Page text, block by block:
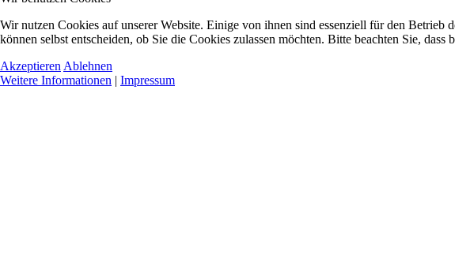
Wir nutzen Cookies auf unserer Website. Einige von ihnen sind essenziell für den
können selbst entscheiden, ob Sie die Cookies zulassen möchten. Bitte beachten Sie,
Akzeptieren Ablehnen
Weitere Informationen | Impressum